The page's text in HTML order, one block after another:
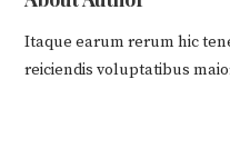
Itaque earum rerum hic
reiciendis voluptatibus